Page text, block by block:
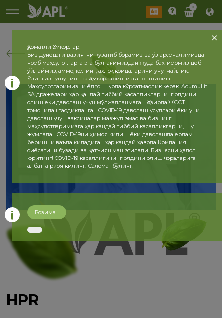
0
HPR
Ҳурматли Ҳамкорлар!
Биз дунёдаги вазиятни кузатиб борамиз ва ўз арсеналимизда
ноёб маҳсулотларга эга бўлганимиздан жуда бахтиёрмиз деб
ўйлаймиз, аммо, келинг, ахлоқ қоидаларини унутмайлик.
Ўзингиз тушунинг ва Ҳамкорларингизга топширинг.
Маҳсулотларимизни ёлғон нурда кўрсатмаслик керак. Acumullit
SA дражелари ҳар қандай тиббий касалликларнинг олдини
олиш ёки даволаш учун мўлжалланмаган. Ҳозирда ЖССТ
томонидан тасдиқланган COVID-19 даволаш усуллари ёки уни
даволаш учун ваксиналар мавжуд эмас ва бизнинг
маҳсулотларимизга ҳар қандай тиббий касалликларни, шу
жумладан COVID-19ни ҳимоя қилиш ёки даволашда ёрдам
беришни ваъда қиладиган ҳар қандай ҳавола Компания
сиёсатини бузади ва қатъиян ман этилади. Бизнесни ҳалол
юритинг! COVID-19 касаллигининг олдини олиш чораларига
албатта риоя қилинг. Саломат бўлинг!
Розиман